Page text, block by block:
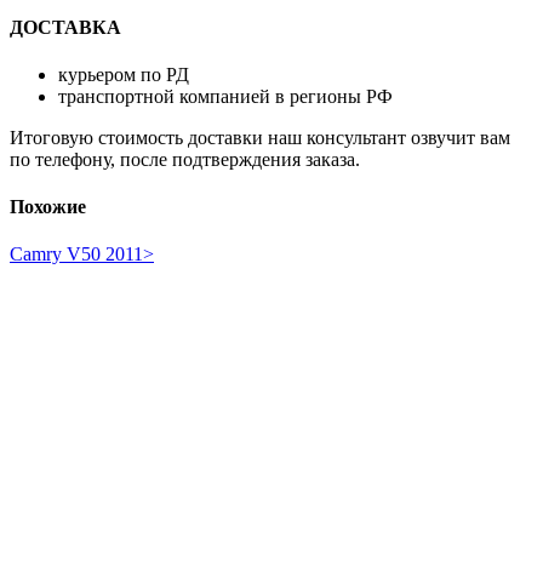
ДОСТАВКА
курьером по РД
транспортной компанией в регионы РФ
Итоговую стоимость доставки наш консультант озвучит вам
по телефону, после подтверждения заказа.
Похожие
Camry V50 2011>